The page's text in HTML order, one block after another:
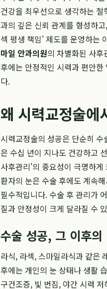
건강을 최우선으로 생각하는
과의 깊은 신뢰 관계를 형성하
섹 평생 책임' 제도를 운영하는
마일 안과의원의 차별화된 사
후에는 안정적인 시력과 편안
다.
왜 시력교정술
시력교정술의 성공은 단순히
은 수십 년이 지나도 건강하고
사후관리'의 중요성이 극명하
환자의 눈은 수술 후에도 계속
필수적입니다. 수술 후 관리가
질과 안정성이 크게 달라질 수
수술 성공, 그 이후
라식, 라섹, 스마일라식과 같은
후에는 개인의 눈 상태나 생활
구건조증, 빛 번짐, 야간 시력